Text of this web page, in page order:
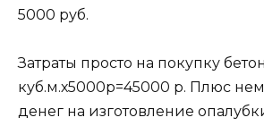
5000 руб.
Затраты просто на покупку
куб.м.х5000р=45000 р. Плюс
денег на изготовление